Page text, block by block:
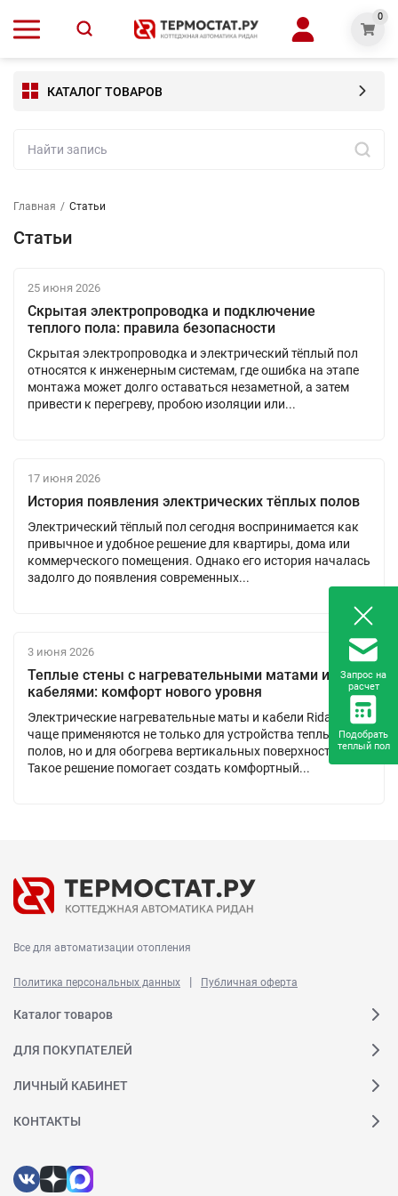
0
КАТАЛОГ ТОВАРОВ
Главная / Статьи
Статьи
25 июня 2026
Скрытая электропроводка и подключение
теплого пола: правила безопасности
Скрытая электропроводка и электрический тёплый пол
относятся к инженерным системам, где ошибка на этапе
монтажа может долго оставаться незаметной, а затем
привести к перегреву, пробою изоляции или...
17 июня 2026
История появления электрических тёплых полов
Электрический тёплый пол сегодня воспринимается как
привычное и удобное решение для квартиры, дома или
коммерческого помещения. Однако его история началась
задолго до появления современных...
3 июня 2026
Теплые стены с нагревательными матами и
кабелями: комфорт нового уровня
Электрические нагревательные маты и кабели Ridan все
чаще применяются не только для устройства теплых
полов, но и для обогрева вертикальных поверхностей.
Такое решение помогает создать комфортный...
Все для автоматизации отопления
Политика персональных данных | Публичная оферта
Каталог товаров
ДЛЯ ПОКУПАТЕЛЕЙ
ЛИЧНЫЙ КАБИНЕТ
КОНТАКТЫ
Запрос на
расчет
Подобрать
теплый пол